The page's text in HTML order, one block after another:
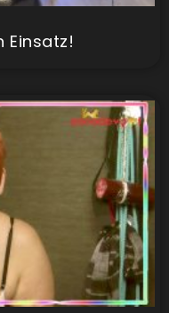
Einsatz!